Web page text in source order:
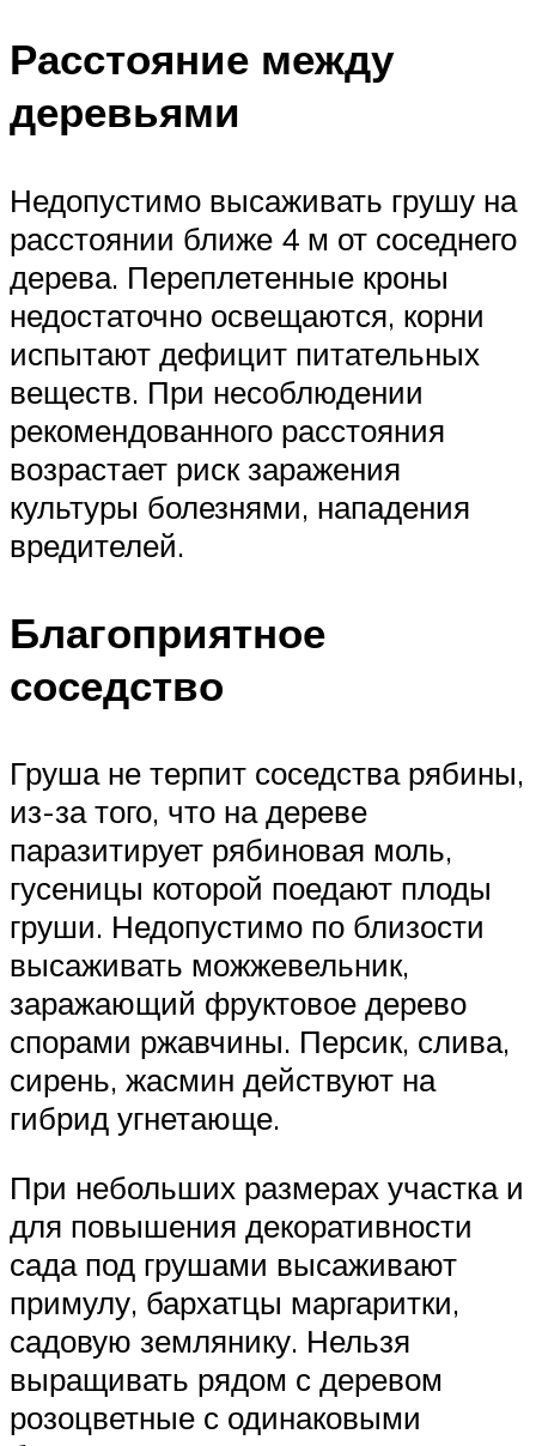
Расстояние между
деревьями
Недопустимо высаживать грушу на
расстоянии ближе 4 м от соседнего
дерева. Переплетенные кроны
недостаточно освещаются, корни
испытают дефицит питательных
веществ. При несоблюдении
рекомендованного расстояния
возрастает риск заражения
культуры болезнями, нападения
вредителей.
Благоприятное
соседство
Груша не терпит соседства рябины,
из-за того, что на дереве
паразитирует рябиновая моль,
гусеницы которой поедают плоды
груши. Недопустимо по близости
высаживать можжевельник,
заражающий фруктовое дерево
спорами ржавчины. Персик, слива,
сирень, жасмин действуют на
гибрид угнетающе.
При небольших размерах участка и
для повышения декоративности
сада под грушами высаживают
примулу, бархатцы маргаритки,
садовую землянику. Нельзя
выращивать рядом с деревом
розоцветные с одинаковыми